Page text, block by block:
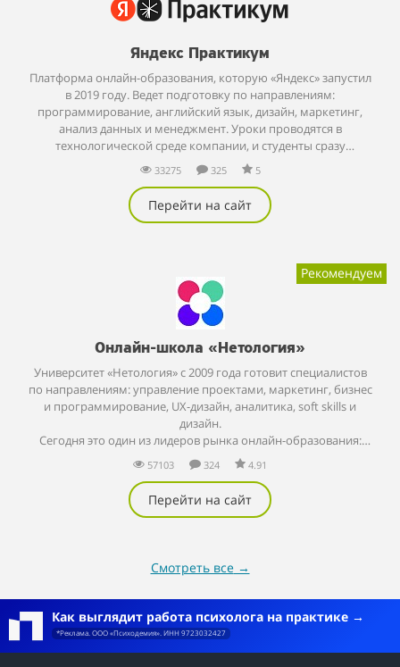
Яндекс Практикум
Платформа онлайн-образования, которую «Яндекс» запустил
в 2019 году. Ведет подготовку по направлениям:
программирование, английский язык, дизайн, маркетинг,
анализ данных и менеджмент. Уроки проводятся в
технологической среде компании, и студенты сразу
применяют новые знания на практике.
33275 325 5
Перейти на сайт
Рекомендуем
Онлайн-школа «Нетология»
Университет «Нетология» с 2009 года готовит специалистов
по направлениям: управление проектами, маркетинг, бизнес
и программирование, UX-дизайн, аналитика, soft skills и
дизайн.
Сегодня это один из лидеров рынка онлайн-образования:
более 500 000 человек уже освоили новые профессии и
навыки вместе с этой школой.
В процессе обучения студенты делают проекты и собирают
портфолио. А специалисты карьерного центра помогают им
Здесь можно не только получить знания, но и
трудоустроиться в ведущие IT-компании: интернет-магазин
платформу «Skyeng» и другие.
57103 324 4.91
Перейти на сайт
Смотреть все →
Как выглядит работа психолога на практике
*Реклама. ООО «Психодемия». ИНН 9723032427